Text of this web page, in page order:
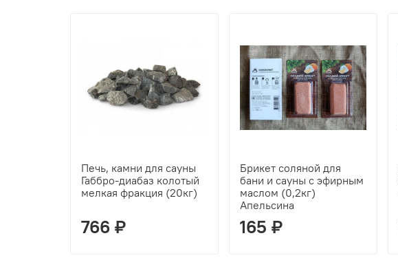
Печь, камни для сауны
Габбро-диабаз колотый
мелкая фракция (20кг)
766 ₽
Брикет соляной для
бани и сауны с эфирным
маслом (0,2кг)
Апельсина
165 ₽